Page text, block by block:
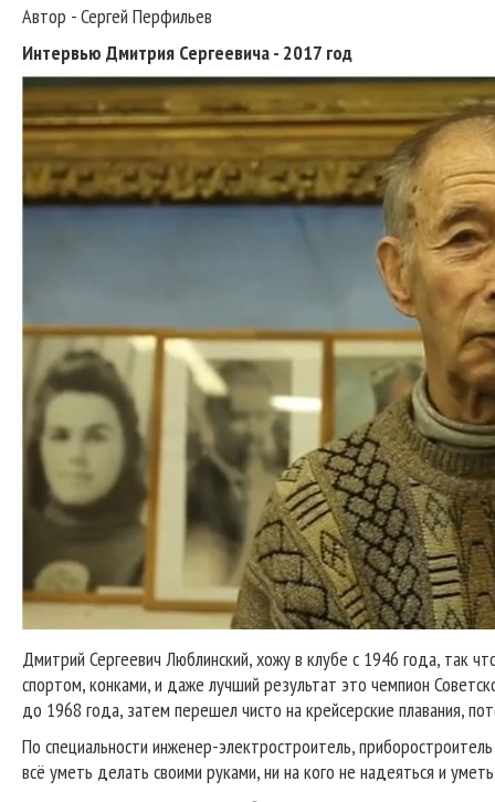
Автор - Сергей Перфильев
Интервью Дмитрия Сергеевича - 2017 год
Дмитрий Сергеевич Люблинский, хожу в клубе с 1946 года, так
спортом, конками, и даже лучший результат это чемпион
до 1968 года, затем перешел чисто на крейсерские плавания,
По специальности инженер-электростроитель,
всё уметь делать своими руками, ни на кого не надеяться и